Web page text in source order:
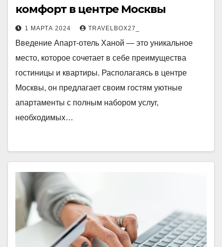
комфорт в центре Москвы
1 МАРТА 2024 TRAVELBOX27_
Введение Апарт-отель Ханой — это уникальное
место, которое сочетает в себе преимущества
гостиницы и квартиры. Располагаясь в центре
Москвы, он предлагает своим гостям уютные
апартаменты с полным набором услуг,
необходимых…